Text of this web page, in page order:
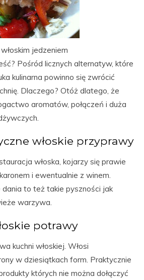
jedzeniem
Pośród licznych alternatyw, które
kulinarna powinno się zwrócić
Dlaczego? Otóż dlatego, że
aromatów, połączeń i duża
włoskie przyprawy
włoska, kojarzy się prawie
i ewentualnie z winem.
dania to też takie pyszności jak
warzywa.
potrawy
kuchni włoskiej. Włosi
w dziesiątkach form. Praktycznie
których nie można dołączyć